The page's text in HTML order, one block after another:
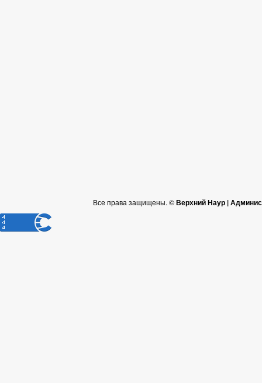
Все права защищены. ©Верхний Наур |